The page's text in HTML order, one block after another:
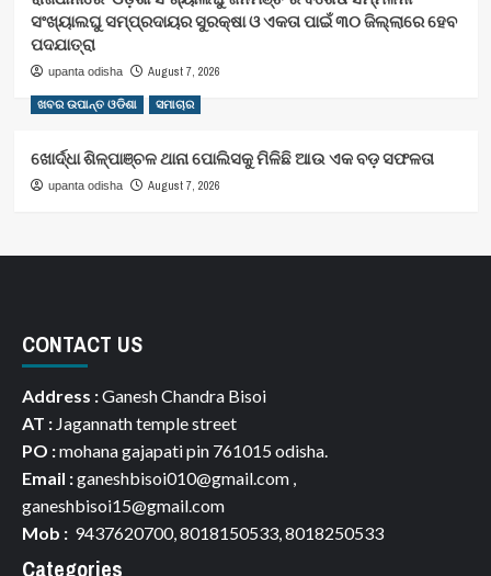
ସଂଖ୍ୟାଲଘୁ ସମ୍ପ୍ରଦାୟର ସୁରକ୍ଷା ଓ ଏକତା ପାଇଁ ୩୦ ଜିଲ୍ଲାରେ ହେବ
ପଦଯାତ୍ରା
upanta odisha August 7, 2026
ଖବର ଉପାନ୍ତ ଓଡିଶା ସମାଚାର
ଖୋର୍ଦ୍ଧା ଶିଳ୍ପାଞ୍ଚଳ ଥାନା ପୋଲିସକୁ ମିଳିଛି ଆଉ ଏକ ବଡ଼ ସଫଳତା
upanta odisha August 7, 2026
CONTACT US
Address :Ganesh Chandra Bisoi
AT : Jagannath temple street
PO :mohana gajapati pin 761015 odisha.
Email :ganeshbisoi010@gmail.com ,
ganeshbisoi15@gmail.com
Mob : 9437620700, 8018150533, 8018250533
Categories